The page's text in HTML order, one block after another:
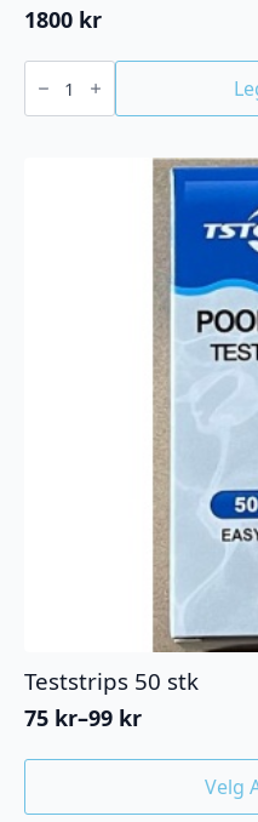
1800 kr
Stormtrekk
spa
Teststrips 50 stk
75 kr–99 kr
Prisområde:
75 kr
99 kr
Velg